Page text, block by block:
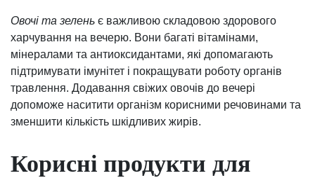
Овочі та зелень є важливою складовою здорового
харчування на вечерю. Вони багаті вітамінами,
мінералами та антиоксидантами, які допомагають
підтримувати імунітет і покращувати роботу органів
травлення. Додавання свіжих овочів до вечері
допоможе наситити організм корисними речовинами та
зменшити кількість шкідливих жирів.
Корисні продукти для